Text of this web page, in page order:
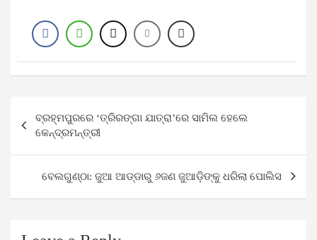
navigation
ବ୍ରହ୍ମପୁରରେ ‘ତ୍ରିରଙ୍ଗା ଯାତ୍ରା’ରେ ସାମିଲ ହେଲେ
କେନ୍ଦ୍ରମନ୍ତ୍ରୀ
ବେଲଗୁଣ୍ଠା: ଜୁଆ ଆଡ୍ଡାରୁ ୬ଜଣ ଜୁଆଡ଼ିଙ୍କୁ ଧରିଲା ପୋଲିସ